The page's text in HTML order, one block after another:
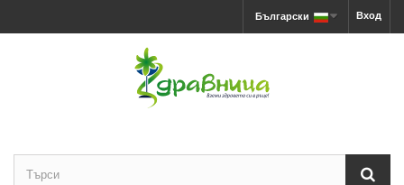
Вход
Български